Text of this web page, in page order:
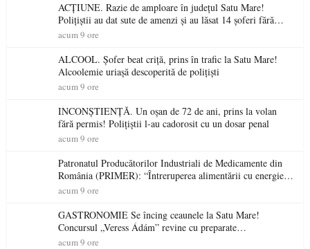
ACȚIUNE. Razie de amploare în județul Satu Mare!
Polițiștii au dat sute de amenzi și au lăsat 14 șoferi fără
permis într-o singură zi
acum 9 ore
ALCOOL. Șofer beat criță, prins în trafic la Satu Mare!
Alcoolemie uriașă descoperită de polițiști
acum 9 ore
INCONȘTIENȚĂ. Un oșan de 72 de ani, prins la volan
fără permis! Polițiștii l-au cadorosit cu un dosar penal
acum 9 ore
Patronatul Producătorilor Industriali de Medicamente din
România (PRIMER): “Întreruperea alimentării cu energie
electrică a fabricilor de medicamente va pune în pericol
acum 9 ore
GASTRONOMIE Se încing ceaunele la Satu Mare!
Concursul „Veress Ádám” revine cu preparate
spectaculoase, premii și un jurat de renume
acum 9 ore